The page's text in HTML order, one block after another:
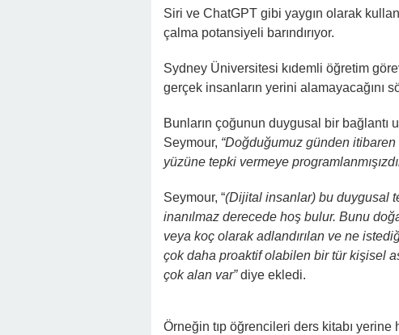
Siri ve ChatGPT gibi yaygın olarak
çalma potansiyeli barındırıyor.
Sydney Üniversitesi kıdemli öğretim
gerçek insanların yerini alamayacağını
Bunların çoğunun duygusal bir bağlantı
Seymour, “Doğduğumuz günden
yüzüne tepki vermeye
Seymour, “(Dijital insanlar) bu duygusal
inanılmaz derecede hoş bulur. Bunu
veya koç olarak adlandırılan ve ne
çok daha proaktif olabilen bir tür kişisel
çok alan var”diye ekledi.
Örneğin tıp öğrencileri ders kitabı